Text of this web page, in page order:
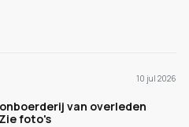
10 jul 2026
van overleden
foto's